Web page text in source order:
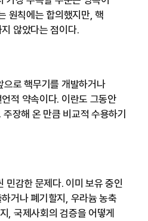
원칙에는 합의했지만, 핵
않았다는 점이다.
으로 핵무기를 개발하거나
적 약속이다. 이란도 그동안
장해 온 만큼 비교적 수용하기
민감한 문제다. 이미 보유 중인
거나 폐기할지, 우라늄 농축
, 국제사회의 검증을 어떻게